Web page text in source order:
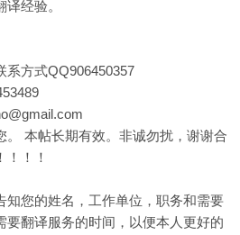
经验。
系方式QQ906450357
。 本帖长期有效。非诚勿扰，谢谢合
！！！
知您的姓名，工作单位，职务和需要
要翻译服务的时间，以便本人更好的